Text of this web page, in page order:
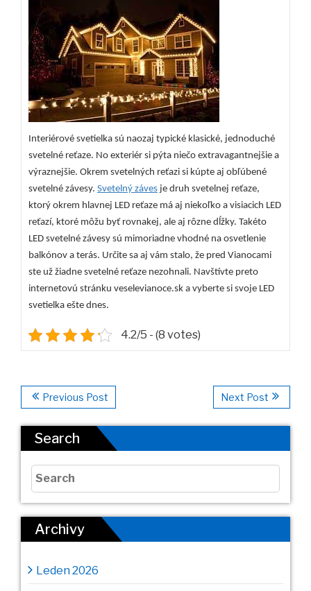
Interiérové svetielka sú naozaj typické klasické, jednoduché
svetelné reťaze. No exteriér si pýta niečo extravagantnejšie a
výraznejšie. Okrem svetelných reťazi si kúpte aj obľúbené
svetelné závesy. Svetelný záves je druh svetelnej reťaze,
ktorý okrem hlavnej LED reťaze má aj niekoľko a visiacich LED
reťazí, ktoré môžu byť rovnakej, ale aj rôzne dĺžky. Takéto
LED svetelné závesy sú mimoriadne vhodné na osvetlenie
balkónov a terás. Určite sa aj vám stalo, že pred Vianocami
ste už žiadne svetelné reťaze nezohnali. Navštívte preto
internetovú stránku veselevianoce.sk a vyberte si svoje LED
svetielka ešte dnes.
4.2/5 - (8 votes)
Previous Post Next Post
Search
Archivy
Leden 2026